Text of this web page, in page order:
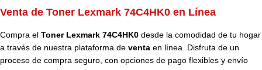
Venta de Toner Lexmark 74C4HK0 en Línea
Compra el Toner Lexmark 74C4HK0 desde la comodidad de tu hogar
a través de nuestra plataforma de venta en línea. Disfruta de un
proceso de compra seguro, con opciones de pago flexibles y envío